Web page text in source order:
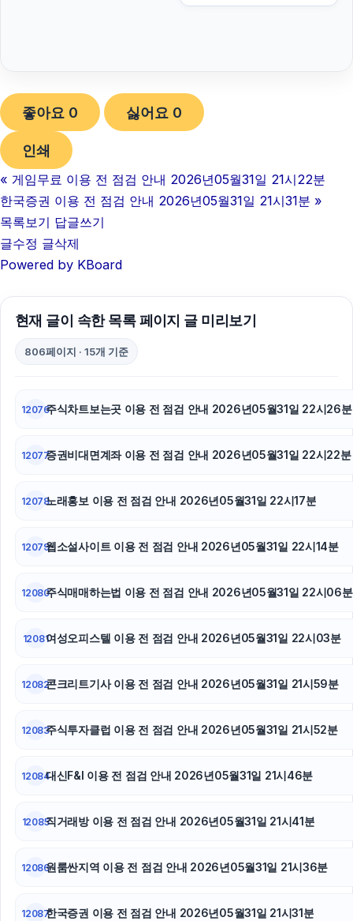
좋아요 0 싫어요 0
인쇄
« 게임무료 이용 전 점검 안내 2026년05월31일 21시22분
한국증권 이용 전 점검 안내 2026년05월31일 21시31분 »
목록보기 답글쓰기
글수정 글삭제
Powered by KBoard
현재 글이 속한 목록 페이지 글 미리보기
806페이지 · 15개 기준
12076주식차트보는곳 이용 전 점검 안내 2026년05월31일 22시26분
12077증권비대면계좌 이용 전 점검 안내 2026년05월31일 22시22분
12078노래홍보 이용 전 점검 안내 2026년05월31일 22시17분
12079웹소설사이트 이용 전 점검 안내 2026년05월31일 22시14분
12080주식매매하는법 이용 전 점검 안내 2026년05월31일 22시06분
12081여성오피스텔 이용 전 점검 안내 2026년05월31일 22시03분
12082콘크리트기사 이용 전 점검 안내 2026년05월31일 21시59분
12083주식투자클럽 이용 전 점검 안내 2026년05월31일 21시52분
12084대신F&I 이용 전 점검 안내 2026년05월31일 21시46분
12085직거래방 이용 전 점검 안내 2026년05월31일 21시41분
12086원룸싼지역 이용 전 점검 안내 2026년05월31일 21시36분
12087한국증권 이용 전 점검 안내 2026년05월31일 21시31분